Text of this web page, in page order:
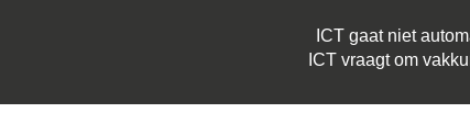
ICT gaat niet
ICT vraagt om